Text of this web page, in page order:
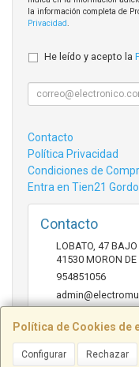
Política de Cookies
Configurar Rechazar
la información completa de
Privacidad
He leído y acepto la
Contacto
Política Privacidad
Condiciones de
Entra en Tien21 Gordo
Contacto
LOBATO, 47 BAJO
41530 MORON
954851056
Horario